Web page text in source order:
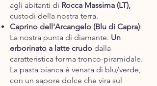
agli abitanti di Rocca Massima (LT),
custodi della nostra terra.
Caprino dell'Arcangelo (Blu di Capra):
La nostra punta di diamante. Un
erborinato a latte crudo dalla
caratteristica forma tronco-piramidale.
La pasta bianca è venata di blu/verde,
con un sapore dolce che vira sul